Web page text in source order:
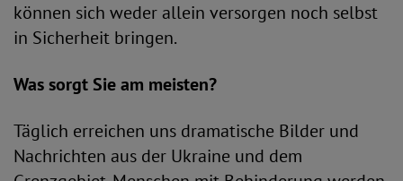
können sich weder allein versorgen noch selbst
in Sicherheit bringen.
Was sorgt Sie am meisten?
Täglich erreichen uns dramatische Bilder und
Nachrichten aus der Ukraine und dem